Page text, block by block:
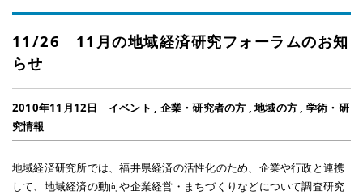
11/26 11月の地域経済研究フォーラムのお知
らせ
2010年11月12日 イベント , 企業・研究者の方 ,地域の方 , 学術・研
究情報
地域経済研究所では、福井県経済の活性化のため、企業や行政と連携
して、地域経済の動向や企業経営・まちづくりなどについて調査研究